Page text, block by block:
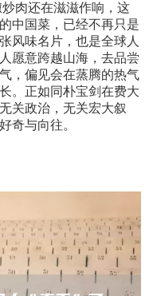
肉还在滋滋作响，这
中国菜，已经不再只是
风味名片，也是全球人
愿意跨越山海，去品尝
，偏见会在蒸腾的热气
。正如同朴宝剑在费大
关政治，无关宏大叙
奇与向往。